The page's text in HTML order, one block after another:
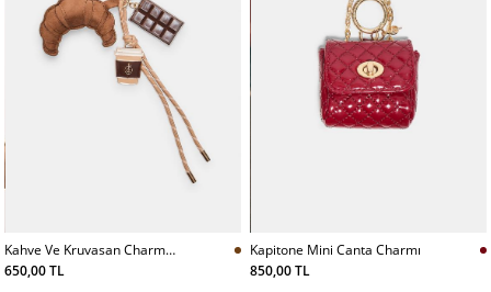
Kahve Ve Kruvasan Charm
Anahtarlık L03037908
650,00 TL
Kapitone Mini Canta Charmı
850,00 TL